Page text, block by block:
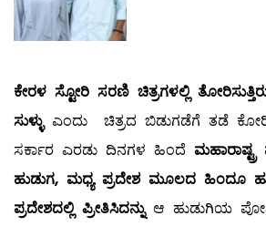
ಕೇರಳ ಸ್ಟೋರಿ ಸರಣಿ ಚಿತ್ರಗಳಲ್ಲಿ
ಸುಳ್ಳುಎಂದು ಚಿತ್ರದ ಬಿಡುಗಡೆಗೆ ತಡೆ
ಸರ್ಕಾರ ಎರಡು ದಿನಗಳ ಹಿಂದೆ
ಹುಡುಗ, ಮಧ್ಯ ಪ್ರದೇಶ ಮೂಲದ ಹಿಂದೂ
ಪ್ರದೇಶದಲ್ಲಿ ಪ್ರೀತಿಸಿದನ್ನುಆ ಹುಡುಗಿಯ